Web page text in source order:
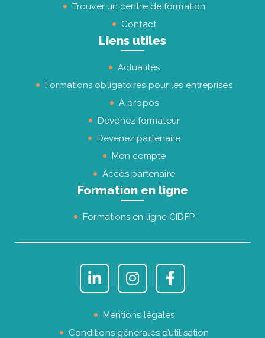
Trouver un centre de formation
Contact
Liens utiles
Actualités
Formations obligatoires pour les entreprises
À propos
Devenez formateur
Devenez partenaire
Mon compte
Accès partenaire
Formation en ligne
Formations en ligne CIDFP
Mentions légales
Conditions générales d’utilisation